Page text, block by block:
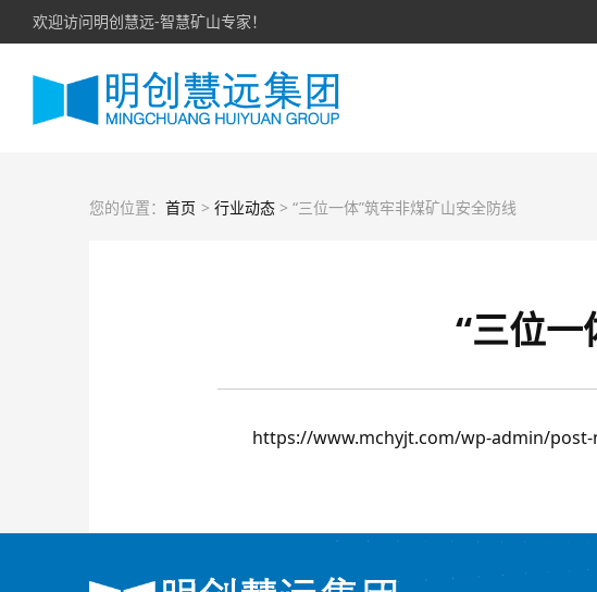
欢迎访问明创慧远-智慧矿山专家！
您的位置： 首页 > 行业动态 > “三位一体”筑牢非煤矿山安全防线
“三位
https://www.mchyjt.com/wp-admin/post-